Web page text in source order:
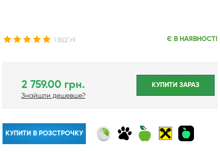
1 ВІДГУК Є В НАЯВНОСТІ
2 759.00 грн.
Знайшли дешевше?
КУПИТИ ЗАРАЗ
КУПИТИ В РОЗСТРОЧКУ